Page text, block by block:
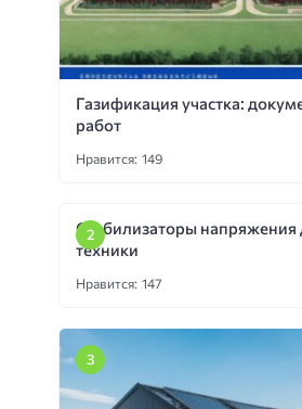
Газификация участка:
работ
Нравится: 149
Стабилизаторы напряжения
техники
Нравится: 147